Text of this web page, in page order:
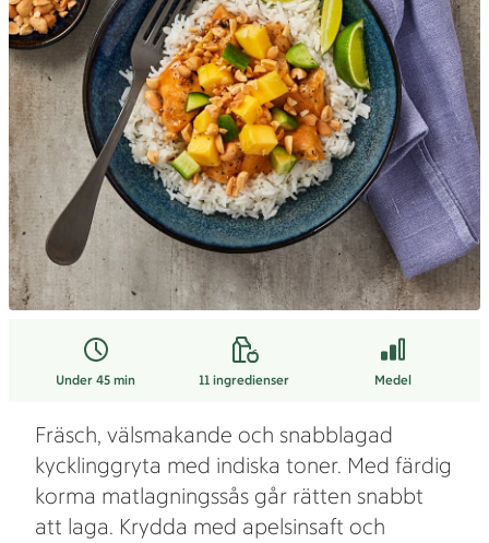
Under 45 min 11ingredienser Medel
Fräsch, välsmakande och snabblagad
kycklinggryta med indiska toner. Med färdig
korma matlagningssås går rätten snabbt
att laga. Krydda med apelsinsaft och